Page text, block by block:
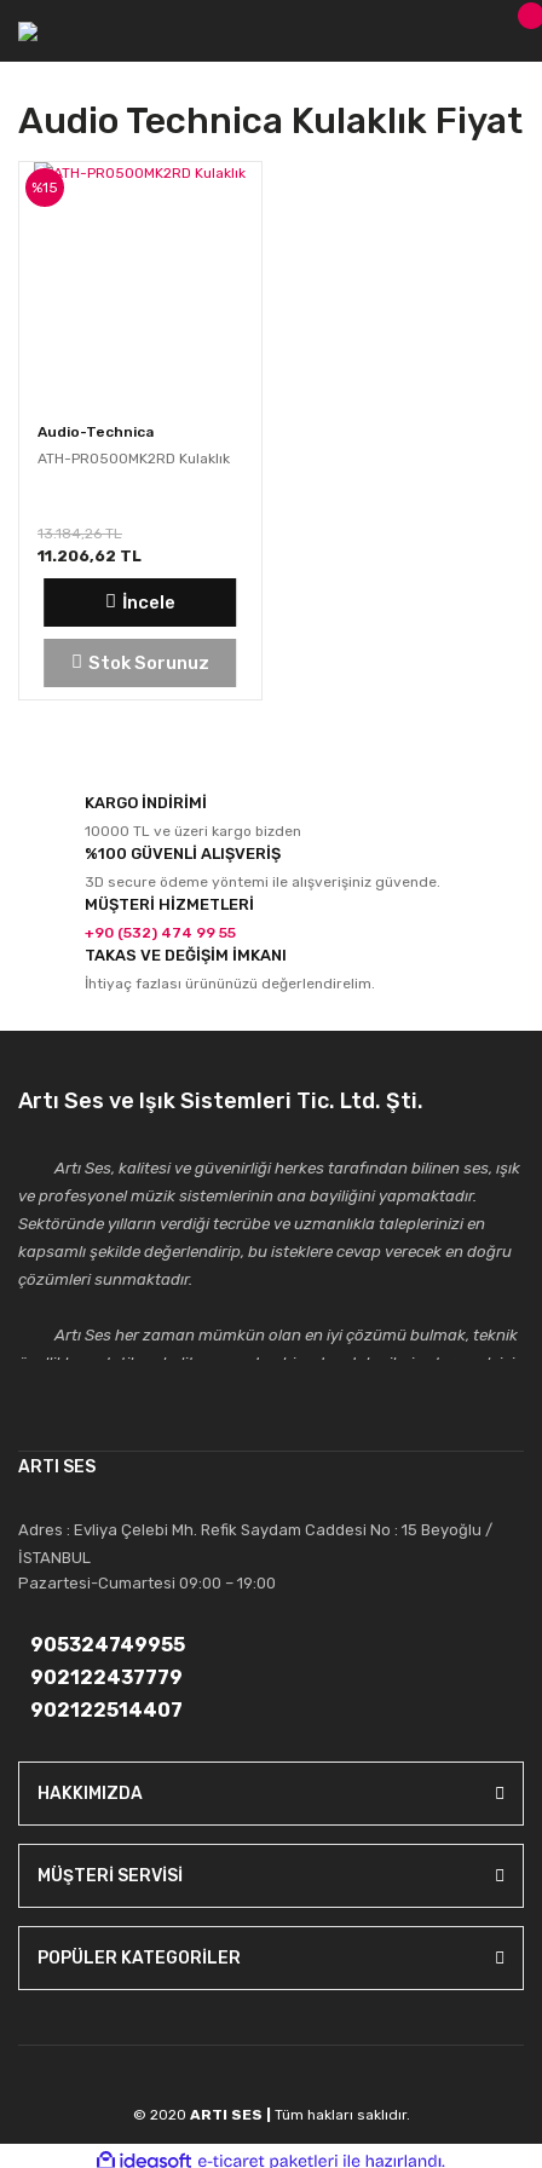
Audio Technica Kulaklık Fiyat
Audio-Technica
ATH-PRO500MK2RD Kulaklık
%15
13.184,26 TL
11.206,62 TL
İncele
Stok Sorunuz
KARGO İNDİRİMİ
10000 TL ve üzeri kargo bizden
%100 GÜVENLİ ALIŞVERİŞ
3D secure ödeme yöntemi ile alışverişiniz güvende.
MÜŞTERİ HİZMETLERİ
+90 (532) 474 99 55
TAKAS VE DEĞİŞİM İMKANI
İhtiyaç fazlası ürününüzü değerlendirelim.
Artı Ses ve Işık Sistemleri Tic. Ltd. Şti.
Artı Ses, kalitesi ve güvenirliği herkes tarafından bilinen ses, ışık
ve profesyonel müzik sistemlerinin ana bayiliğini yapmaktadır.
Sektöründe yılların verdiği tecrübe ve uzmanlıkla taleplerinizi en
kapsamlı şekilde değerlendirip, bu isteklere cevap verecek en doğru
çözümleri sunmaktadır.
Artı Ses her zaman mümkün olan en iyi çözümü bulmak, teknik
özellikler, estetik ve kalite açısından bir adım daha ileriye taşımak için
saygıdeğer yerini kazanmıştır.
Artı Ses, güler yüzü ve deneyimi ile bu gün ve gelecekte
güvenebileceğiniz bir tercihtir.
ARTI SES
Adres : Evliya Çelebi Mh. Refik Saydam Caddesi No : 15 Beyoğlu /
İSTANBUL
Pazartesi-Cumartesi 09:00 – 19:00
905324749955
902122437779
902122514407
HAKKIMIZDA
MÜŞTERİ SERVİSİ
POPÜLER KATEGORİLER
© 2020 ARTI SES | Tüm hakları saklıdır.
ideasoft e-